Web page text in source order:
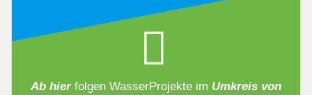
Ab hier folgen WasserProjekte im Umkreis von